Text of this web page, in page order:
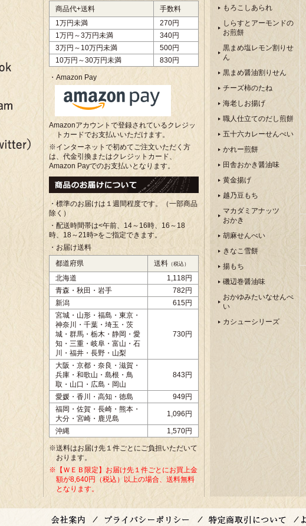
商品代+送料
手数料
1万円未満
270円
1万円～3万円未満
340円
3万円～10万円未満
500円
10万円～30万円未満
830円
・Amazon Pay
Amazonアカウントで登録されているクレジッ
トカードでお支払いいただけます。
※インターネットで初めてご注文いただく方
は、代金引換またはクレジットカード、
Amazon Payでのお支払いとなります。
・標準のお届けは１週間程度です。（一部商品
除く）
・配送時間帯は<午前、 14～16時、16～18
時、18～21時>をご指定できます。
・お届け送料
都道府県
送料 （税込）
北海道
1,118円
青森・秋田・岩手
782円
新潟
615円
宮城・山形・福島・東京・
神奈川・千葉・埼玉・茨
城・群馬・栃木・静岡・愛
知・三重・岐阜・富山・石
川・福井・長野・山梨
730円
大阪・京都・奈良・滋賀・
兵庫・和歌山・島根・鳥
取・山口・広島・岡山
843円
愛媛・香川・高知・徳島
949円
福岡・佐賀・長崎・熊本・
大分・宮崎・鹿児島
1,096円
沖縄 1,570円
※送料はお届け先１件ごとにご負担いただいて
おります。
※【ＷＥＢ限定】お届け先１件ごとにお買上金
額が8,640円（税込）以上の場合、送料無料
となります。
もろこしあられ
しらすとアーモンドの
お煎餅
黒まめ塩レモン割りせ
ん
黒まめ醤油割りせん
チーズ柿のたね
海老しお揚げ
職人仕立てのだし煎餅
五十六カレーせんべい
かれー煎餅
田舎おかき醤油味
黄金揚げ
越乃豆もち
マカダミアナッツ
おかき
胡麻せんべい
きなこ雪餅
揚もち
磯辺巻醤油味
おかゆみたいなせんべ
い
カシューシリーズ